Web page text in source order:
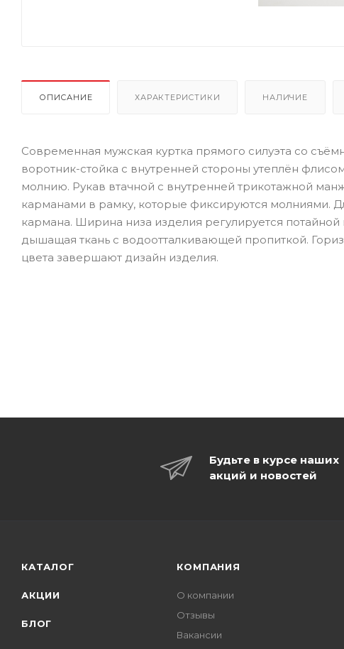
ОПИСАНИЕ ХАРАКТЕРИСТИКИ НАЛИЧИЕ
Современная мужская куртка прямого силуэта со
воротник-стойка с внутренней стороны утеплён
молнию. Рукав втачной с внутренней трикотажной
карманами в рамку, которые фиксируются молниями.
кармана. Ширина низа изделия регулируется потайной
дышащая ткань с водоотталкивающей пропиткой.
цвета завершают дизайн изделия.
Будьте в курсе наших
акций и новостей
КАТАЛОГ
АКЦИИ
БЛОГ
КОМПАНИЯ
О компании
Отзывы
Вакансии